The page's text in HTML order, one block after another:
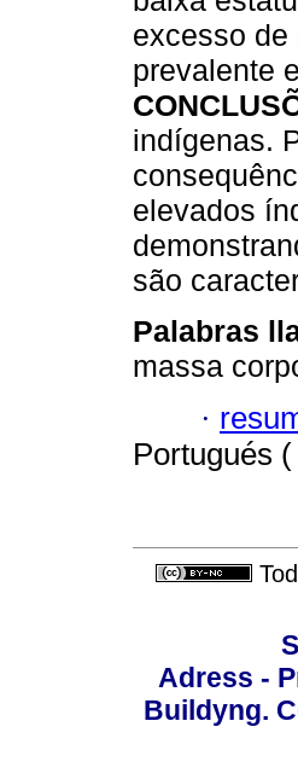
excesso de
prevalente
indígenas.
elevados
são
Palabras
massa
·
Portugués (
Adress -
Buildyng.